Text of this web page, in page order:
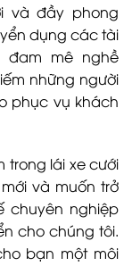
và đầy phong
dụng các tài
đam mê nghề
những người
phục vụ khách
trong lái xe cưới
và muốn trở
chuyên nghiệp
cho chúng tôi.
bạn một môi